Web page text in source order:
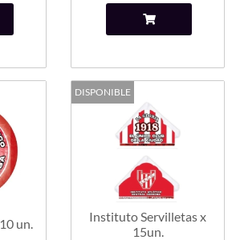
un.
DISPONIBLE
Instituto Servilletas x
15un.